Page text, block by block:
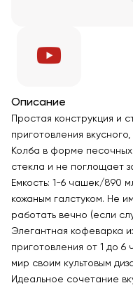
Описание
Простая конструкция и
приготовления
Колба в форме
стекла и не поглощает
Емкость: 1-6 чашек/890
кожаным галстуком. Не
работать вечно (если
Элегантная кофеварка
приготовления от 1 до
мир своим культовым
Идеальное сочетание